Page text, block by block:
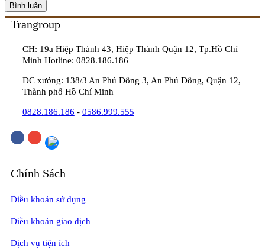
Trangroup
CH: 19a Hiệp Thành 43, Hiệp Thành Quận 12, Tp.Hồ Chí
Minh Hotline: 0828.186.186
DC xưởng: 138/3 An Phú Đông 3, An Phú Đông, Quận 12,
Thành phố Hồ Chí Minh
0828.186.186 - 0586.999.555
Chính Sách
Điều khoản sử dụng
Điều khoản giao dịch
Dịch vụ tiện ích